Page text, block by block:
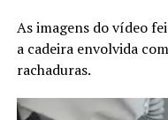
As imagens do vídeo
a cadeira envolvida
rachaduras.
Tocador